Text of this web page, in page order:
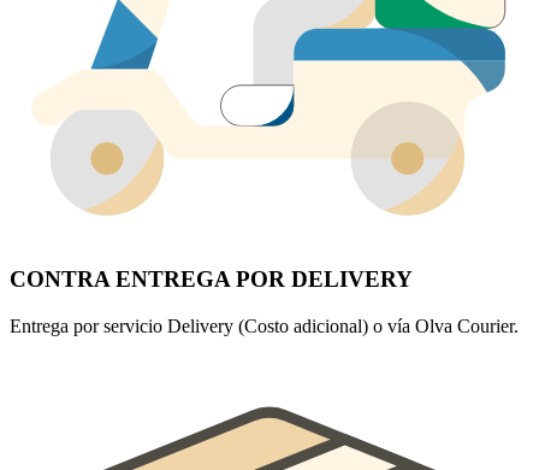
CONTRA ENTREGA POR DELIVERY
Entrega por servicio Delivery (Costo adicional) o vía Olva Courier.